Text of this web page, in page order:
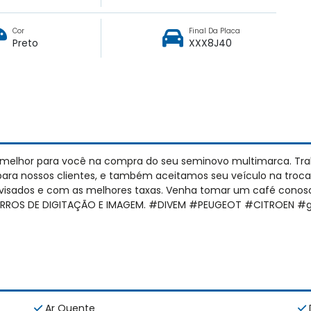
Cor
Preto
Final Da Placa
XXX8J40
para você na compra do seu seminovo multimarca.
nossos clientes, e também aceitamos seu veículo na
e com as melhores taxas. Venha tomar um café
ERROS DE DIGITAÇÃO E IMAGEM. #DIVEM #PEUGEOT
Ar Quente